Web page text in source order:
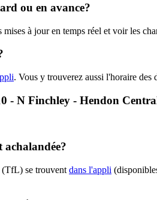
ou en avance?
à jour en temps réel et voir les
. Vous y trouverez aussi l'horaire
- N Finchley - Hendon
achalandée?
(TfL) se trouvent dans l'appli